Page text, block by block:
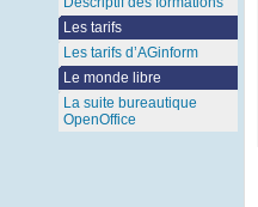
Les tarifs
Les tarifs d’AGinform
Le monde libre
La suite bureautique
OpenOffice